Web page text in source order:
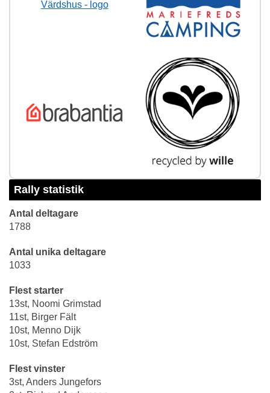
Rally statistik
Antal deltagare
1788
Antal unika deltagare
1033
Flest starter
13st, Noomi Grimstad
11st, Birger Fält
10st, Menno Dijk
10st, Stefan Edström
Flest vinster
3st, Anders Jungefors